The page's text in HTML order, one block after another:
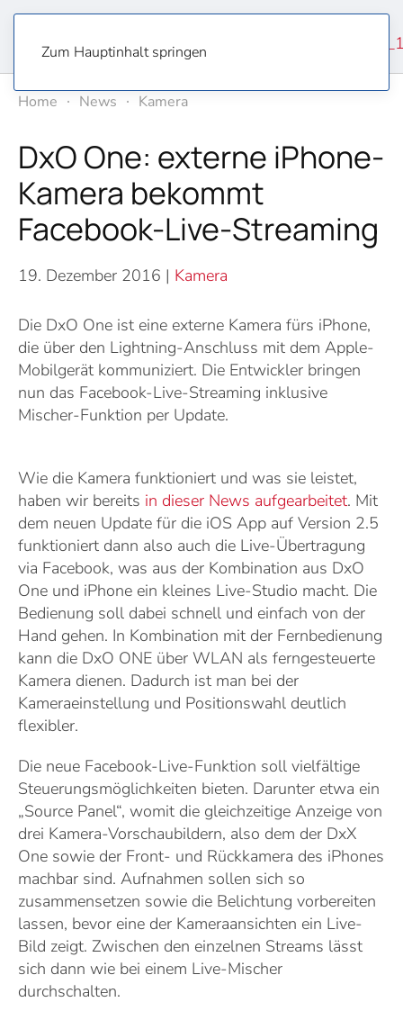
Zum Hauptinhalt springen
Home News Kamera
DxO One: externe iPhone-
Kamera bekommt
Facebook-Live-Streaming
19. Dezember 2016 | Kamera
Die DxO One ist eine externe Kamera fürs iPhone,
die über den Lightning-Anschluss mit dem Apple-
Mobilgerät kommuniziert. Die Entwickler bringen
nun das Facebook-Live-Streaming inklusive
Mischer-Funktion per Update.
Wie die Kamera funktioniert und was sie leistet,
haben wir bereits in dieser News aufgearbeitet. Mit
dem neuen Update für die iOS App auf Version 2.5
funktioniert dann also auch die Live-Übertragung
via Facebook, was aus der Kombination aus DxO
One und iPhone ein kleines Live-Studio macht. Die
Bedienung soll dabei schnell und einfach von der
Hand gehen. In Kombination mit der Fernbedienung
kann die DxO ONE über WLAN als ferngesteuerte
Kamera dienen. Dadurch ist man bei der
Kameraeinstellung und Positionswahl deutlich
flexibler.
Die neue Facebook-Live-Funktion soll vielfältige
Steuerungsmöglichkeiten bieten. Darunter etwa ein
„Source Panel“, womit die gleichzeitige Anzeige von
drei Kamera-Vorschaubildern, also dem der DxX
One sowie der Front- und Rückkamera des iPhones
machbar sind. Aufnahmen sollen sich so
zusammensetzen sowie die Belichtung vorbereiten
lassen, bevor eine der Kameraansichten ein Live-
Bild zeigt. Zwischen den einzelnen Streams lässt
sich dann wie bei einem Live-Mischer
durchschalten.